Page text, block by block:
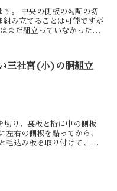
す。 中央の側板の勾配の切
組み立てることは可能ですが
まだ組立っていなかったの
三社宮(小)の胴組立
り、裏板と桁に中の側板
左右の側板を貼ってから、
毛込み板を取り付けて、胴